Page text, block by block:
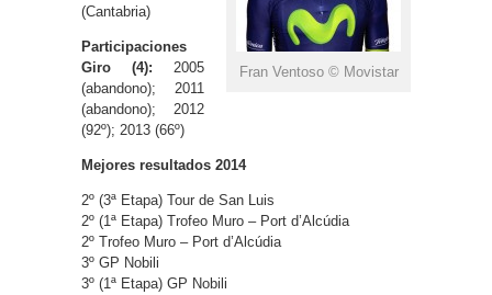
Fran Ventoso © Movistar
(Cantabria)
Participaciones
Giro (4): 2005
(abandono); 2011
(abandono); 2012
(92º); 2013 (66º)
Mejores resultados 2014
2º (3ª Etapa) Tour de San Luis
2º (1ª Etapa) Trofeo Muro – Port d’Alcúdia
2º Trofeo Muro – Port d’Alcúdia
3º GP Nobili
3º (1ª Etapa) GP Nobili